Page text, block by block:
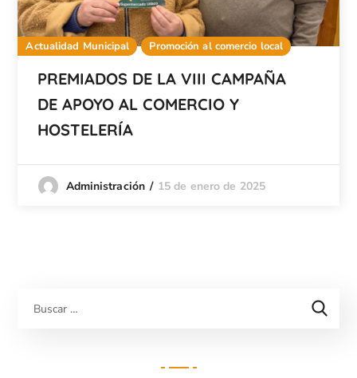
Actualidad Municipal Promoción al comercio local
PREMIADOS DE LA VIII CAMPAÑA
DE APOYO AL COMERCIO Y
HOSTELERÍA
Administración 15 de enero de 2025